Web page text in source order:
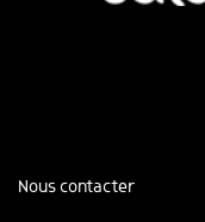
Nous contacter